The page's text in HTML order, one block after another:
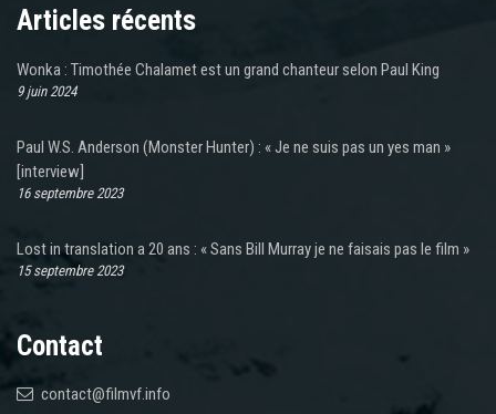
Articles récents
Wonka : Timothée Chalamet est un grand chanteur selon Paul King
9 juin 2024
Paul W.S. Anderson (Monster Hunter) : « Je ne suis pas un yes man »
[interview]
16 septembre 2023
Lost in translation a 20 ans : « Sans Bill Murray je ne faisais pas le film »
15 septembre 2023
Contact
contact@filmvf.info